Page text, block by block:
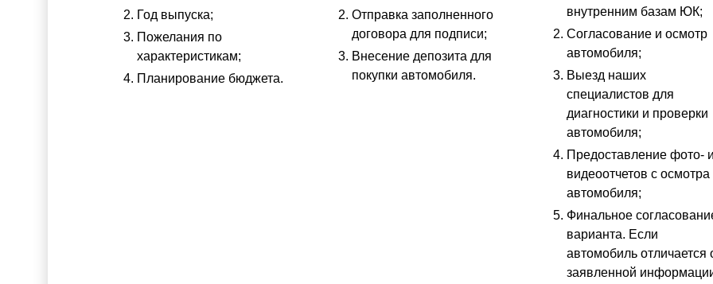
Год выпуска;
Пожелания по
характеристикам;
Планирование бюджета.
Отправка заполненного
договора для подписи;
Внесение депозита для
покупки автомобиля.
внутренним базам ЮК;
Согласование и осмотр
автомобиля;
Выезд наших
специалистов для
диагностики и проверки
автомобиля;
Предоставление фото- и
видеоотчетов с осмотра
автомобиля;
Финальное
варианта. Если
автомобиль отличается
заявленной